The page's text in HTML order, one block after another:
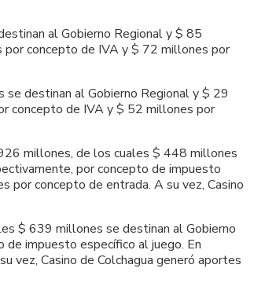
al Gobierno Regional y $ 85
por concepto de IVA y $ 72 millones por
destinan al Gobierno Regional y $ 29
concepto de IVA y $ 52 millones por
millones, de los cuales $ 448 millones
por concepto de impuesto
por concepto de entrada. A su vez, Casino
$ 639 millones se destinan al Gobierno
impuesto específico al juego. En
vez, Casino de Colchagua generó aportes